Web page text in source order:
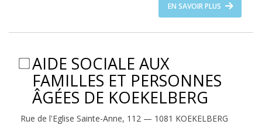
EN SAVOIR PLUS
AIDE SOCIALE AUX
FAMILLES ET PERSONNES
ÂGÉES DE KOEKELBERG
Rue de l'Eglise Sainte-Anne, 112 — 1081 KOEKELBERG